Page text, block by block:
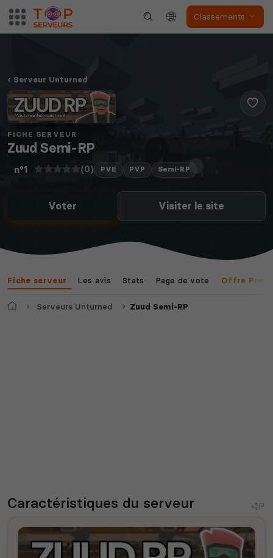
Classements
Serveur Unturned
FICHE SERVEUR
Zuud Semi-RP
n°1 (0) PVE PVP Semi-RP
Voter Visiter le site
Fiche serveur Les avis Stats Page de vote Offre
AccueilServeurs Unturned Zuud Semi-RP
Caractéristiques du serveur